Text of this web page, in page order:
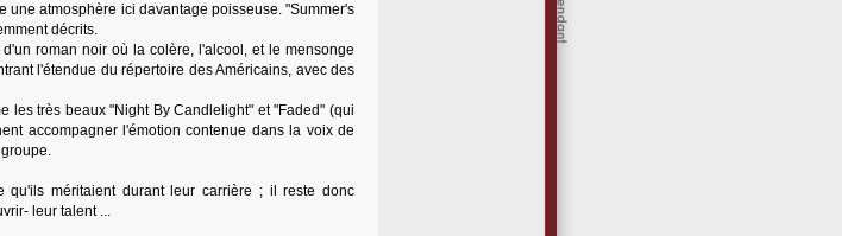
une atmosphère ici davantage poisseuse. "Summer's
décrits.
roman noir où la colère, l'alcool, et le mensonge
l'étendue du répertoire des Américains, avec des
les très beaux "Night By Candlelight" et "Faded" (qui
accompagner l'émotion contenue dans la voix de
qu'ils méritaient durant leur carrière ; il reste donc
leur talent ...